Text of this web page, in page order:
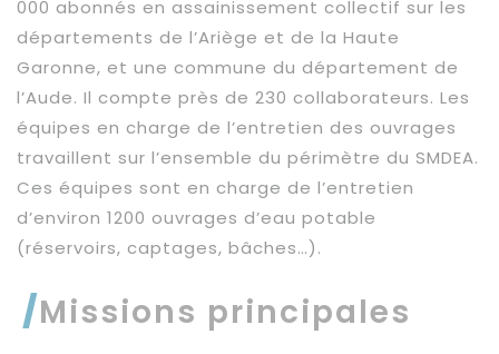
000 abonnés en assainissement collectif sur les
départements de l’Ariège et de la Haute
Garonne, et une commune du département de
l’Aude. Il compte près de 230 collaborateurs. Les
équipes en charge de l’entretien des ouvrages
travaillent sur l’ensemble du périmètre du SMDEA.
Ces équipes sont en charge de l’entretien
d’environ 1200 ouvrages d’eau potable
(réservoirs, captages, bâches…).
Missions principales